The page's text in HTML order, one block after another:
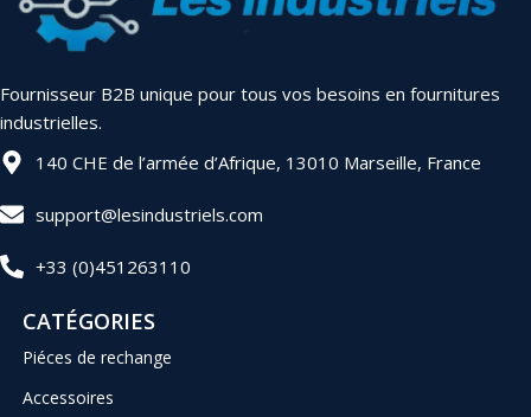
Fournisseur B2B unique pour tous vos besoins en fournitures
industrielles.
140 CHE de l’armée d’Afrique, 13010 Marseille, France
support@lesindustriels.com
+33 (0)451263110
CATÉGORIES
Piéces de rechange
Accessoires